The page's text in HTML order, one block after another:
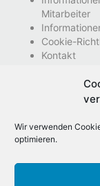
Wir verwenden
optimieren.
Mitarbeiter
Cookie-
Kontakt
Impressum